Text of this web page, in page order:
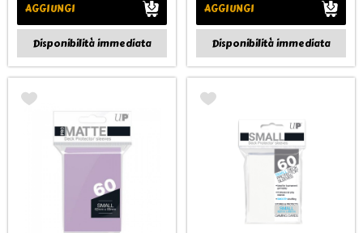
AGGIUNGI
Disponibilità immediata
AGGIUNGI
Disponibilità immediata